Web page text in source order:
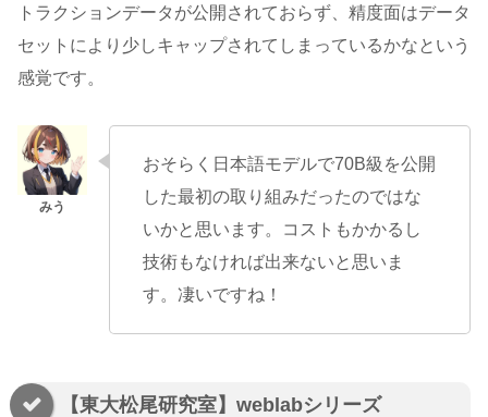
トラクションデータが公開されておらず、精度面はデータ
セットにより少しキャップされてしまっているかなという
感覚です。
おそらく日本語モデルで70B級を公開
した最初の取り組みだったのではな
いかと思います。コストもかかるし
技術もなければ出来ないと思いま
す。凄いですね！
【東大松尾研究室】weblabシリーズ